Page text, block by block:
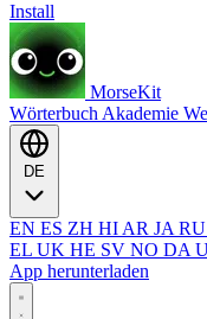
Install
MorseKit
Wörterbuch Akademie
EN ES ZH HI AR JA RU
EL UK HE SV NO DA
App herunterladen